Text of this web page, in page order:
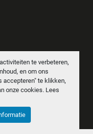
te verbeteren,
en om ons
accepteren" te klikken,
onze cookies. Lees